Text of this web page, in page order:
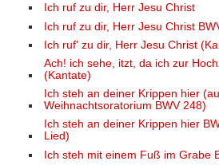
Ich ruf zu dir, Herr Jesu Christ
Ich ruf zu dir, Herr Jesu Christ
Ich ruf' zu dir, Herr Jesu Christ
Ach! ich sehe, itzt, da ich zur
(Kantate)
Ich steh an deiner Krippen hier
Weihnachtsoratorium BWV 248)
Ich steh an deiner Krippen hier
Lied)
Ich steh mit einem Fuß im Grabe